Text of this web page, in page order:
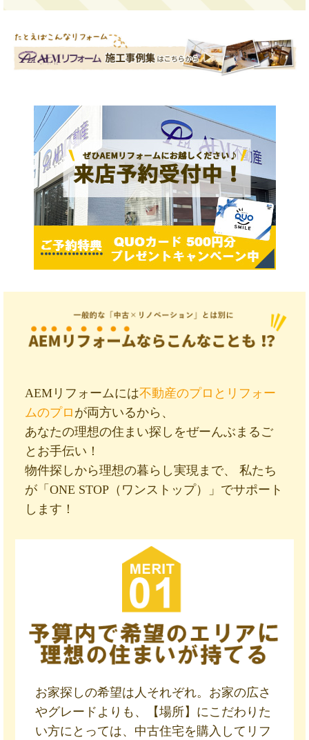
AEMリフォームには不動産のプロとリフォー
ムのプロ が両方いるから、
あなたの理想の住まい探しをぜーんぶまるご
とお手伝い！
物件探しから理想の暮らし実現まで、 私たち
が「ONE STOP（ワンストップ）」でサポート
します！
お家探しの希望は人それぞれ。お家の広さ
やグレードよりも、【場所】にこだわりた
い方にとっては、中古住宅を購入してリフ